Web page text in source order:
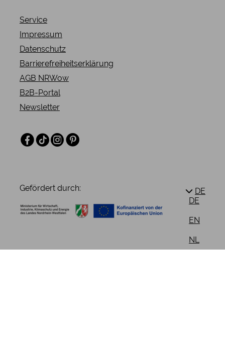
Service
Impressum
Datenschutz
Barrierefreiheitserklärung
AGB NRWow
B2B-Portal
Newsletter
Facebook
TikTokInstagramPinterest
Gefördert durch:
DE
DE
EN
NL